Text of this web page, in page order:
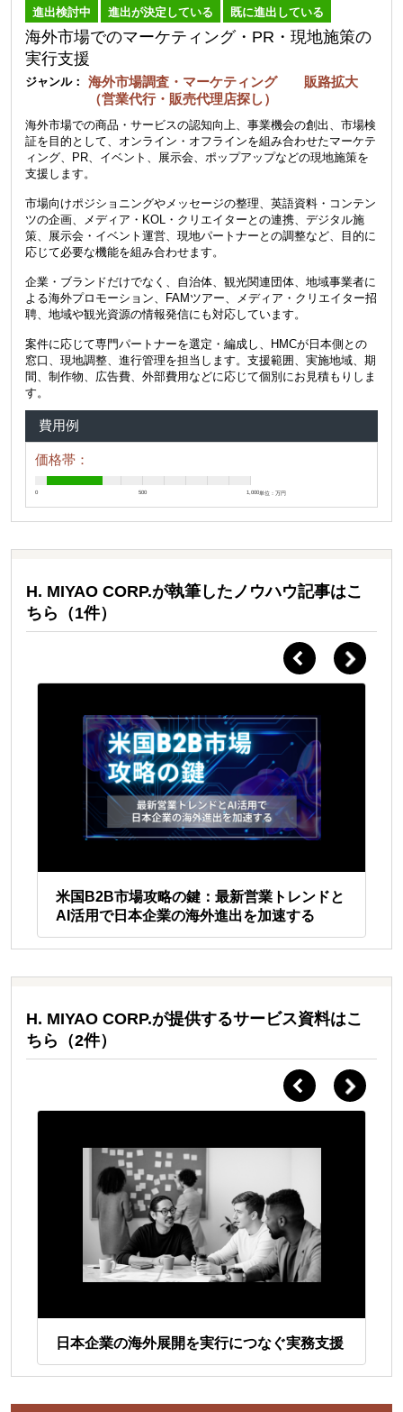
進出検討中 進出が決定している 既に進出している
海外市場でのマーケティング・PR・現地施策の
実行支援
ジャンル：
海外市場調査・マーケティング 販路拡大
（営業代行・販売代理店探し）
海外市場での商品・サービスの認知向上、事業機会の創出、市場検
証を目的として、オンライン・オフラインを組み合わせたマーケテ
ィング、PR、イベント、展示会、ポップアップなどの現地施策を
支援します。
市場向けポジショニングやメッセージの整理、英語資料・コンテン
ツの企画、メディア・KOL・クリエイターとの連携、デジタル施
策、展示会・イベント運営、現地パートナーとの調整など、目的に
応じて必要な機能を組み合わせます。
企業・ブランドだけでなく、自治体、観光関連団体、地域事業者に
よる海外プロモーション、FAMツアー、メディア・クリエイター招
聘、地域や観光資源の情報発信にも対応しています。
案件に応じて専門パートナーを選定・編成し、HMCが日本側との
窓口、現地調整、進行管理を担当します。支援範囲、実施地域、期
間、制作物、広告費、外部費用などに応じて個別にお見積もりしま
す。
費用例
価格帯：
0 500 1,000 単位：万円
H. MIYAO CORP.が執筆したノウハウ記事はこ
ちら（1件）
米国B2B市場攻略の鍵：最新営業トレンドと
AI活用で日本企業の海外進出を加速する
H. MIYAO CORP.が提供するサービス資料はこ
ちら（2件）
日本企業の海外展開を実行につなぐ実務支援